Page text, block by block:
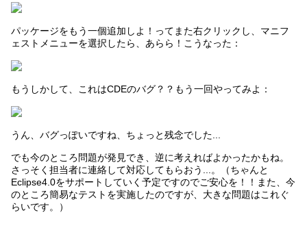
パッケージをもう一個追加しよ！ってまた右クリックし、マニフ
ェストメニューを選択したら、あらら！こうなった：
もうしかして、これはCDEのバグ？？もう一回やってみよ：
うん、バグっぽいですね、ちょっと残念でした...
でも今のところ問題が発見でき、逆に考えればよかったかもね。
さっそく担当者に連絡して対応してもらおう...。（ちゃんと
Eclipse4.0をサポートしていく予定ですのでご安心を！！また、今
のところ簡易なテストを実施したのですが、大きな問題はこれぐ
らいです。）